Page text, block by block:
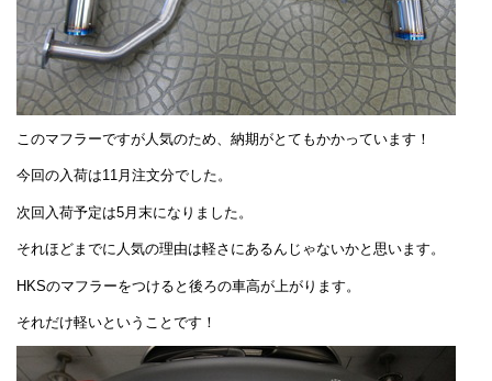
このマフラーですが人気のため、納期がとてもかかっています！
今回の入荷は11月注文分でした。
次回入荷予定は5月末になりました。
それほどまでに人気の理由は軽さにあるんじゃないかと思います。
HKSのマフラーをつけると後ろの車高が上がります。
それだけ軽いということです！